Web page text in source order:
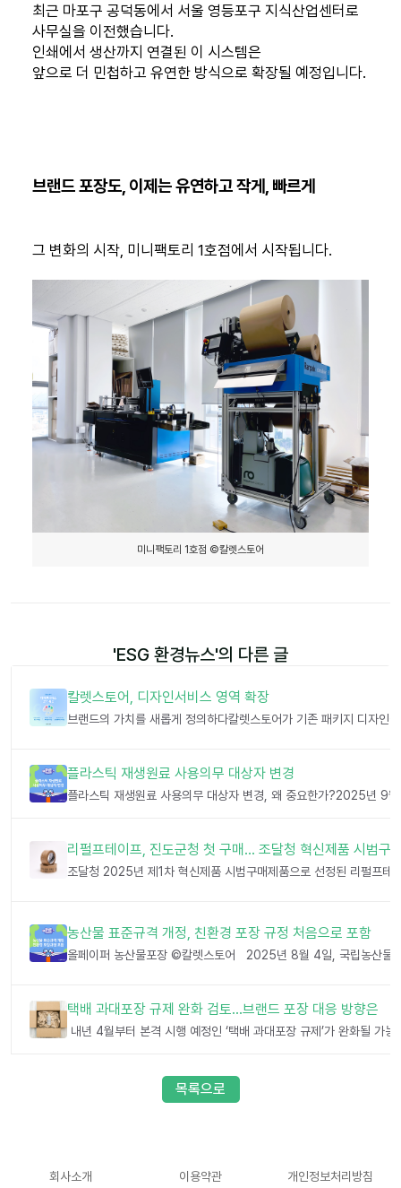
최근 마포구 공덕동에서 서울 영등포구 지식산업센터로
사무실을 이전했습니다.
인쇄에서 생산까지 연결된 이 시스템은
앞으로 더 민첩하고 유연한 방식으로 확장될 예정입니다.
브랜드 포장도, 이제는 유연하고 작게, 빠르게
그 변화의 시작, 미니팩토리 1호점에서 시작됩니다.
미니팩토리 1호점 ©칼렛스토어
'ESG 환경뉴스'의 다른 글
칼렛스토어, 디자인서비스 영역 확장
플라스틱 재생원료 사용의무 대상자 변경
리펄프테이프, 진도군청 첫 구매… 조달청 혁신제품 시범구
농산물 표준규격 개정, 친환경 포장 규정 처음으로 포함
택배 과대포장 규제 완화 검토…브랜드 포장 대응 방향은
목록으로
회사소개 이용약관 개인정보처리방침